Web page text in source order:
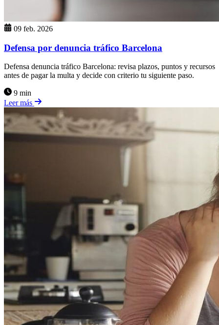
09 feb. 2026
Defensa por denuncia tráfico Barcelona
Defensa denuncia tráfico Barcelona: revisa plazos, puntos y recursos
antes de pagar la multa y decide con criterio tu siguiente paso.
9 min
Leer más